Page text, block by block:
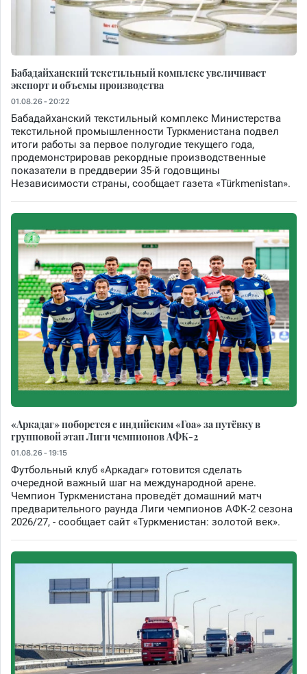
Бабадайханский текстильный комплекс увеличивает
экспорт и объемы производства
01.08.26 - 20:22
Бабадайханский текстильный комплекс Министерства
текстильной промышленности Туркменистана подвел
итоги работы за первое полугодие текущего года,
продемонстрировав рекордные производственные
показатели в преддверии 35-й годовщины
Независимости страны, сообщает газета «Türkmenistan».
«Аркадаг» поборется с индийским «Гоа» за путёвку в
групповой этап Лиги чемпионов АФК-2
01.08.26 - 19:15
Футбольный клуб «Аркадаг» готовится сделать
очередной важный шаг на международной арене.
Чемпион Туркменистана проведёт домашний матч
предварительного раунда Лиги чемпионов АФК-2 сезона
2026/27, - сообщает сайт «Туркменистан: золотой век».